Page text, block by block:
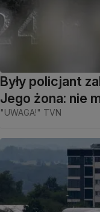
Były policjant
Jego żona: nie
"UWAGA!" TVN